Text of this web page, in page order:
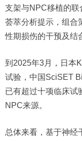
支架与NPC移植的
荟萃分析提示，组合
性期损伤的干预及结
到2025年3月，日本
试验，中国SciSET
已有超过十项临床试
NPC来源。
总体来看，基于神经